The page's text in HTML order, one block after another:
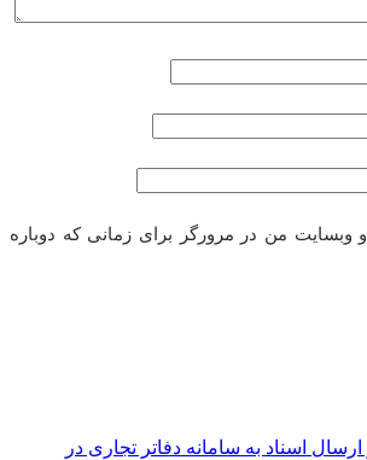
و وبسایت من در مرورگر برای زمانی که دوباره
ارسال اسناد به سامانه دفاتر تجاری در